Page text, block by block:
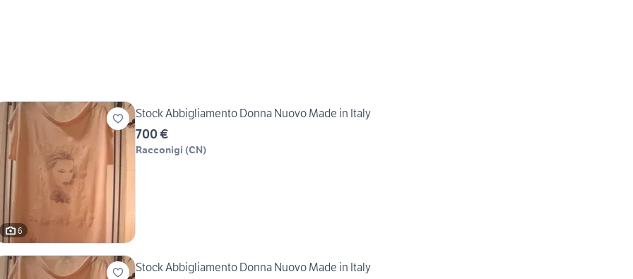
6
Stock Abbigliamento Donna Nuovo Made in Italy
700 €
Racconigi (CN)
Stock Abbigliamento Donna Nuovo Made in Italy